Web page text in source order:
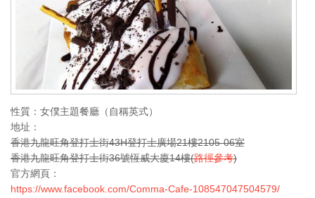
性質：女僕主題餐廳（自稱英式）
地址：
香港九龍旺角登打士街43H登打士廣場21樓2105-06室
香港九龍旺角登打士街36號恆威大廈14樓(路徑參考)
官方網頁：
https://www.facebook.com/Comma-Cafe-108547047504579/